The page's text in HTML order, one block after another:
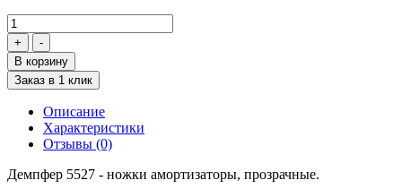
В корзину
Заказ в 1 клик
Описание
Характеристики
Отзывы (0)
Демпфер 5527 - ножки амортизаторы, прозрачные.